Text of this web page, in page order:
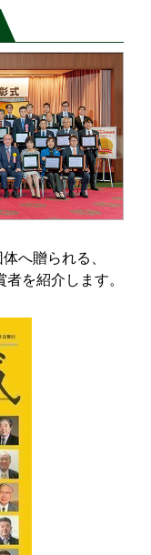
へ贈られる、
を紹介します。